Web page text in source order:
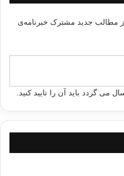
مطالب جدید مشترک خبرنامه‌ی
می گردد باید آن را تایید کنید.